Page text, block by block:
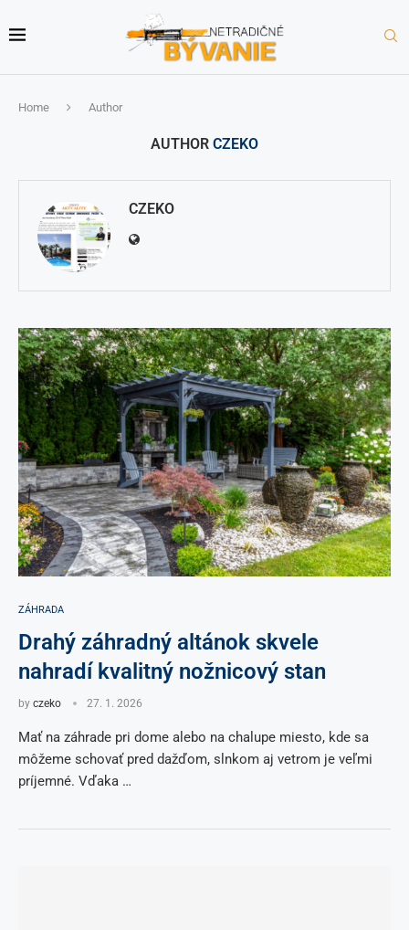
Home Author
AUTHOR CZEKO
CZEKO
ZÁHRADA
Drahý záhradný altánok skvele
nahradí kvalitný nožnicový stan
by czeko 27. 1. 2026
Mať na záhrade pri dome alebo na chalupe miesto, kde sa
môžeme schovať pred dažďom, slnkom aj vetrom je veľmi
príjemné. Vďaka …